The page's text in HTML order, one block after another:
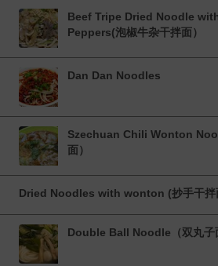
Beef Tripe Dried Noodle
Peppers(泡椒牛杂干拌面）
Dan Dan Noodles
Szechuan Chili Wonton
面）
Dried Noodles with wonton (抄手干拌
Double Ball Noodle（双丸子